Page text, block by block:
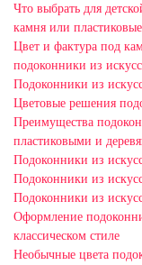
Что выбрать для
камня или
Цвет и фактура под
подоконники из
Подоконники из
Цветовые решения
Преимущества
пластиковыми и
Подоконники из
Подоконники из
Подоконники из
Оформление
классическом стиле
Необычные цвета